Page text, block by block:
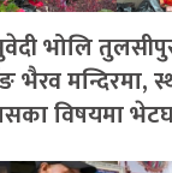
भोलि
भैरव मन्दिरमा,
विषयमा